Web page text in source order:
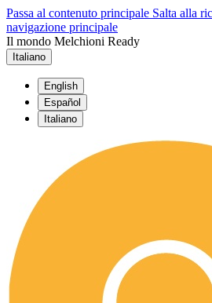
Passa al contenuto principale Salta alla
navigazione principale
Il mondo Melchioni Ready
Italiano
English
Español
Italiano